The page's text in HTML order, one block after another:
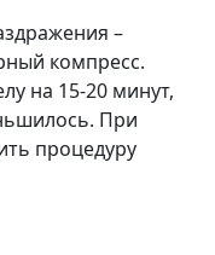
–
компресс.
на 15-20 минут,
При
процедуру